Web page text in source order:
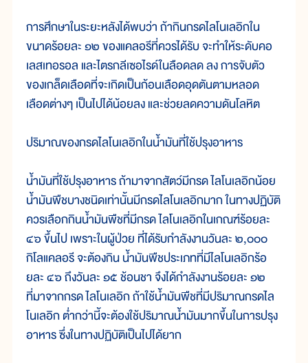
การศึกษาในระยะหลังได้พบว่า ถ้ากินกรดไลโนเลอิกใน
ขนาดร้อยละ ๑๒ ของแคลอรีที่ควรได้รับ จะทำให้ระดับคอ
เลสเทอรอล และไตรกลีเซอไรด์ในลือดลด ลง การจับตัว
ของเกล็ดเลือดที่จะเกิดเป็นก้อนเลือดอุดตันตามหลอด
เลือดต่างๆ เป็นไปได้น้อยลง และช่วยลดความดันโลหิต
ปริมาณของกรดไลโนเลอิกในน้ำมันที่ใช้ปรุงอาหาร
น้ำมันที่ใช้ปรุงอาหาร ถ้ามาจากสัตว์มีกรด ไลโนเลอิกน้อย
น้ำมันพืชบางชนิดเท่านั้นมีกรดไลโนเลอิกมาก ในทางปฏิบัติ
ควรเลือกกินน้ำมันพืชที่มีกรด ไลโนเลอิกในเกณฑ์ร้อยละ
๔๖ ขึ้นไป เพราะในผู้ป่วย ที่ได้รับกำลังงานวันละ ๒,๐๐๐
กิโลแคลอรี จะต้องกิน น้ำมันพืชประเภทที่มีไลโนเลอิกร้อ
ยละ ๔๖ ถึงวันละ ๑๕ ช้อนชา จึงได้กำลังงานร้อยละ ๑๒
ที่มาจากกรด ไลโนเลอิก ถ้าใช้น้ำมันพืชที่มีปริมาณกรดไล
โนเลอิก ต่ำกว่านี้จะต้องใช้ปริมาณน้ำมันมากขึ้นในการปรุง
อาหาร ซึ่งในทางปฏิบัติเป็นไปได้ยาก